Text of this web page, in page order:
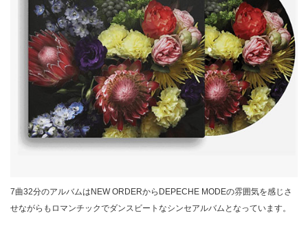
7曲32分のアルバムはNEW ORDERからDEPECHE MODEの雰囲気を感じさ
せながらもロマンチックでダンスビートなシンセアルバムとなっています。